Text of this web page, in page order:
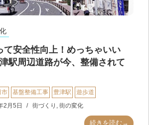
て安全性向上！めっちゃいい
駅周辺道路が今、整備されて
市 基盤整備工事 豊津駅
遊歩道
2月5日 街づくり 街の変化
続きを読む→